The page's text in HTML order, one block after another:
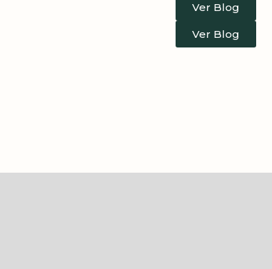
Ver Blog
Ver Blog